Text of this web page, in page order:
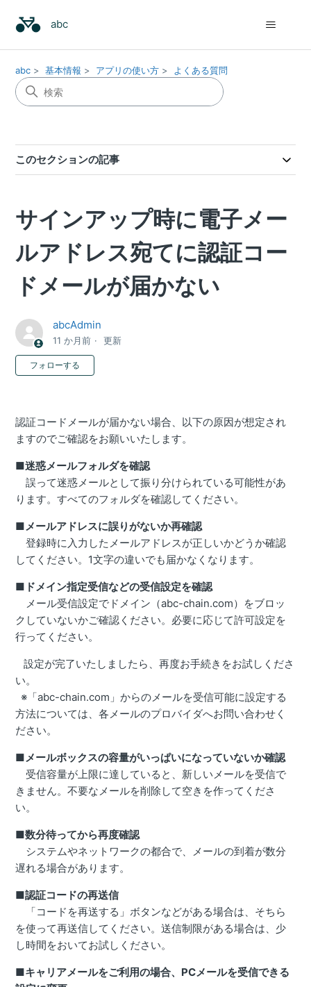
abc
abc 基本情報 アプリの使い方 よくある質問
このセクションの記事
サインアップ時に電子メー
ルアドレス宛てに認証コー
ドメールが届かない
abcAdmin
11 か月前 更新
フォローする
認証コードメールが届かない場合、以下の原因が想定され
ますのでご確認をお願いいたします。
■迷惑メールフォルダを確認
誤って迷惑メールとして振り分けられている可能性があ
ります。すべてのフォルダを確認してください。
■メールアドレスに誤りがないか再確認
登録時に入力したメールアドレスが正しいかどうか確認
してください。1文字の違いでも届かなくなります。
■ ドメイン指定受信などの受信設定を確認
メール受信設定でドメイン（abc-chain.com）をブロッ
クしていないかご確認ください。必要に応じて許可設定を
行ってください。
設定が完了いたしましたら、再度お手続きをお試しくださ
い。
※「abc-chain.com」からのメールを受信可能に設定する
方法については、各メールのプロバイダへお問い合わせく
ださい。
■メールボックスの容量がいっぱいになっていないか確認
受信容量が上限に達していると、新しいメールを受信で
きません。不要なメールを削除して空きを作ってくださ
い。
■数分待ってから再度確認
システムやネットワークの都合で、メールの到着が数分
遅れる場合があります。
■認証コードの再送信
「コードを再送する」ボタンなどがある場合は、そちら
を使って再送信してください。送信制限がある場合は、少
し時間をおいてお試しください。
■キャリアメールをご利用の場合、PCメールを受信できる